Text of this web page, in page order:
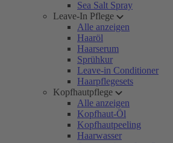
Sea Salt Spray
Leave-In Pflege
Alle anzeigen
Haaröl
Haarserum
Sprühkur
Leave-in Conditioner
Haarpflegesets
Kopfhautpflege
Alle anzeigen
Kopfhaut-Öl
Kopfhautpeeling
Haarwasser